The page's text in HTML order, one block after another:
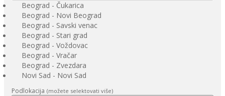
Beograd - Čukarica
Beograd - Novi Beograd
Beograd - Savski venac
Beograd - Stari grad
Beograd - Voždovac
Beograd - Vračar
Beograd - Zvezdara
Novi Sad - Novi Sad
Podlokacija (možete selektovati više)